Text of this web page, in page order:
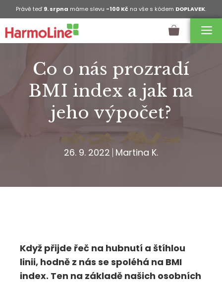
Právě teď9. srpna máme slevu -100 Kč na vše s kódem DOPLAVEK.
Co o nás prozradí
BMI index a jak na
jeho výpočet?
26. 9. 2022 Martina K.
Když přijde řeč na hubnutí a štíhlou
linii, hodně z nás se spoléhá na BMI
index. Ten na základě našich osobních